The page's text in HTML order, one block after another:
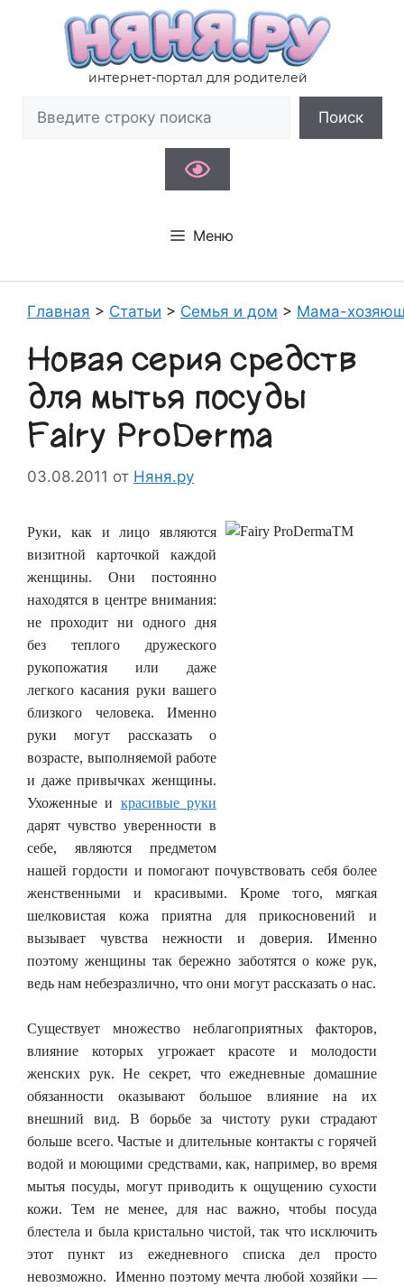
содержимому
интернет-портал для родителей
Поиск
Меню
Главная > Статьи > Семья и дом > Мама-
Новая серия средств
для мытья посуды
Fairy ProDerma
03.08.2011 от Няня.ру
Руки, как и лицо являются
визитной карточкой каждой
женщины. Они постоянно
находятся в центре внимания:
не проходит ни одного дня
без теплого дружеского
рукопожатия или даже
легкого касания руки вашего
близкого человека. Именно
руки могут рассказать о
возрасте, выполняемой работе
и даже привычках женщины.
Ухоженные и красивые руки
дарят чувство уверенности в
себе, являются предметом
нашей гордости и помогают почувствовать себя более
женственными и красивыми. Кроме того, мягкая
шелковистая кожа приятна для прикосновений и
вызывает чувства нежности и доверия. Именно
поэтому женщины так бережно заботятся о коже рук,
ведь нам небезразлично, что они могут рассказать о нас.
Существует множество неблагоприятных факторов,
влияние которых угрожает красоте и молодости
женских рук. Не секрет, что ежедневные домашние
обязанности оказывают большое влияние на их
внешний вид. В борьбе за чистоту руки страдают
больше всего. Частые и длительные контакты с горячей
водой и моющими средствами, как, например, во время
мытья посуды, могут приводить к ощущению сухости
кожи. Тем не менее, для нас важно, чтобы посуда
блестела и была кристально чистой, так что исключить
этот пункт из ежедневного списка дел просто
невозможно. Именно поэтому мечта любой хозяйки —